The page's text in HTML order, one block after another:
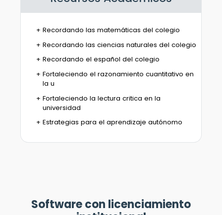
Recordando las matemáticas del colegio
Recordando las ciencias naturales del colegio
Recordando el español del colegio
Fortaleciendo el razonamiento cuantitativo en
la u
Fortaleciendo la lectura critica en la
universidad
Estrategias para el aprendizaje autónomo
Software con licenciamiento